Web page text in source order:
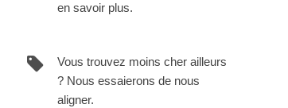
en savoir plus.
Vous trouvez moins cher ailleurs
? Nous essaierons de nous
aligner.